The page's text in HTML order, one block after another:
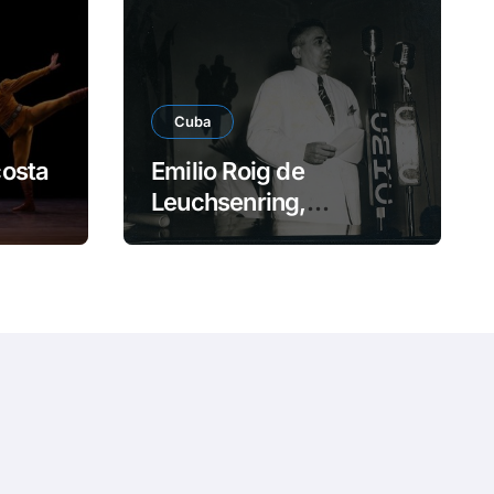
Cuba
Emilio Roig de
Leuchsenring,
historiador de la ciencia